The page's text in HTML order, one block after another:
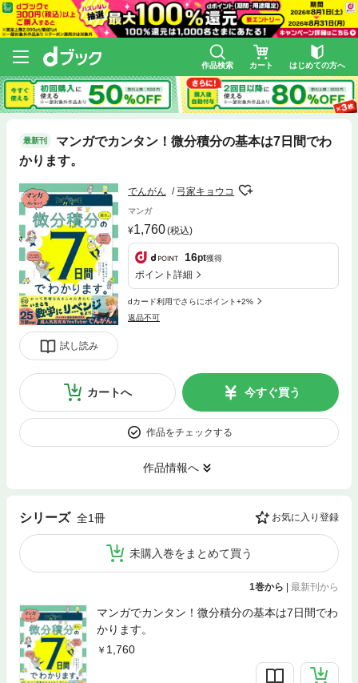
作品検索 カート はじめての方へ
最新刊
マンガでカンタン！微分積分の基本は7日間でわ
かります。
試し読み
でんがん 弓家キョウコ
マンガ
1,760(税込)
16pt獲得
ポイント詳細
dカード利用でさらにポイント+2%
返品不可
カートへ 今すぐ買う
作品をチェックする
作品情報へ
シリーズ 全1冊 お気に入り登録
未購入巻をまとめて買う
1巻から | 最新刊から
マンガでカンタン！微分積分の基本は7日間でわ
かります。
1,760